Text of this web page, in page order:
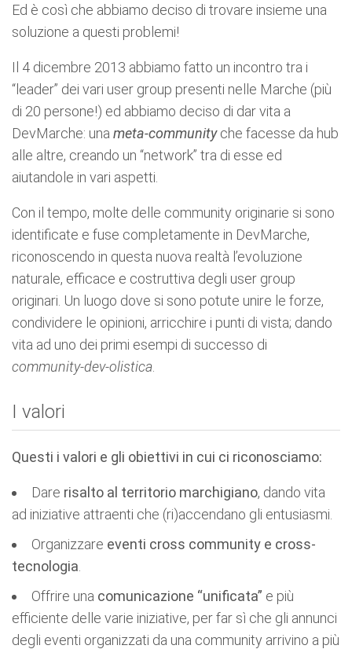
Ed è così che abbiamo deciso di trovare insieme una
soluzione a questi problemi!
Il 4 dicembre 2013 abbiamo fatto un incontro tra i
“leader” dei vari user group presenti nelle Marche (più
di 20 persone!) ed abbiamo deciso di dar vita a
DevMarche: una meta-communityche facesse da hub
alle altre, creando un “network” tra di esse ed
aiutandole in vari aspetti.
Con il tempo, molte delle community originarie si sono
identificate e fuse completamente in DevMarche,
riconoscendo in questa nuova realtà l’evoluzione
naturale, efficace e costruttiva degli user group
originari. Un luogo dove si sono potute unire le forze,
condividere le opinioni, arricchire i punti di vista; dando
vita ad uno dei primi esempi di successo di
community-dev-olistica
I valori
Questi i valori e gli obiettivi in cui ci riconosciamo:
Dare risalto al territorio marchigiano, dando vita
ad iniziative attraenti che (ri)accendano gli entusiasmi.
Organizzare eventi cross community e cross-
tecnologia
Offrire una comunicazione “unificata” e più
efficiente delle varie iniziative, per far sì che gli annunci
degli eventi organizzati da una community arrivino a più